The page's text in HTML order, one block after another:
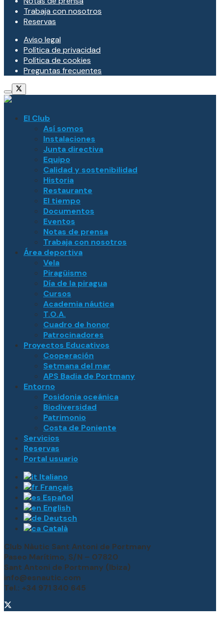
Trabaja con nosotros
Reservas
Aviso legal
Política de privacidad
Política de cookies
Preguntas frecuentes
El Club
Así somos
Instalaciones
Junta directiva
Equipo
Calidad y sostenibilidad
Historia
Restaurante
El tiempo
Documentos
Eventos
Notas de prensa
Trabaja con nosotros
Área deportiva
Vela
Piragüismo
Día de la piragua
Cursos
Academia náutica
T.O.A.
Cuadro de honor
Patrocinadores
Proyectos Educativos
Cooperación
Setmana del mar
APS Badia de Portmany
Entorno
Posidonia oceánica
Biodiversidad
Patrimonio
Costa de Poniente
Servicios
Reservas
Portal usuario
Italiano
Français
Español
English
Deutsch
Català
Club Nàutic Sant Antoni de Portmany
Paseo Marítimo, S/N – 07820
Sant Antoni de Portmany (Ibiza)
info@esnautic.com
Tel.: +34 971 340 645